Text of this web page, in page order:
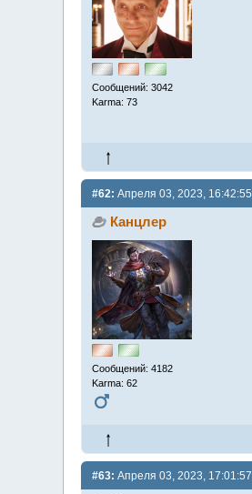
Сообщений: 3042
Karma: 73
#62: Апреля 03, 2023, 16:42:55
Канцлер
Сообщений: 4182
Karma: 62
#63: Апреля 03, 2023, 17:01:57